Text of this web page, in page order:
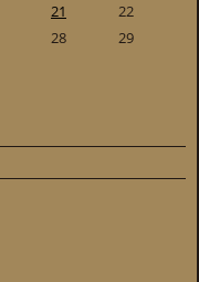
21
22
28
29